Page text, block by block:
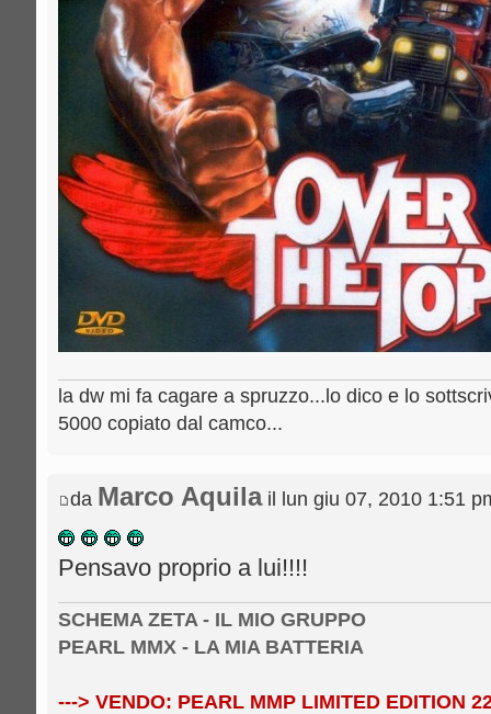
la dw mi fa cagare a spruzzo...lo dico e lo
5000 copiato dal camco...
da Marco Aquilail lun giu 07, 2010 1:51
Pensavo proprio a lui!!!!
SCHEMA ZETA - IL MIO GRUPPO
PEARL MMX - LA MIA BATTERIA
---> VENDO: PEARL MMP LIMITED EDITION